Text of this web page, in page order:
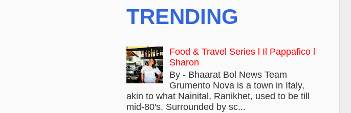
TRENDING
Food & Travel Series l Il Pappafico l
Sharon
By - Bhaarat Bol News Team
Grumento Nova is a town in Italy,
akin to what Nainital, Ranikhet, used to be till
mid-80's. Surrounded by sc...